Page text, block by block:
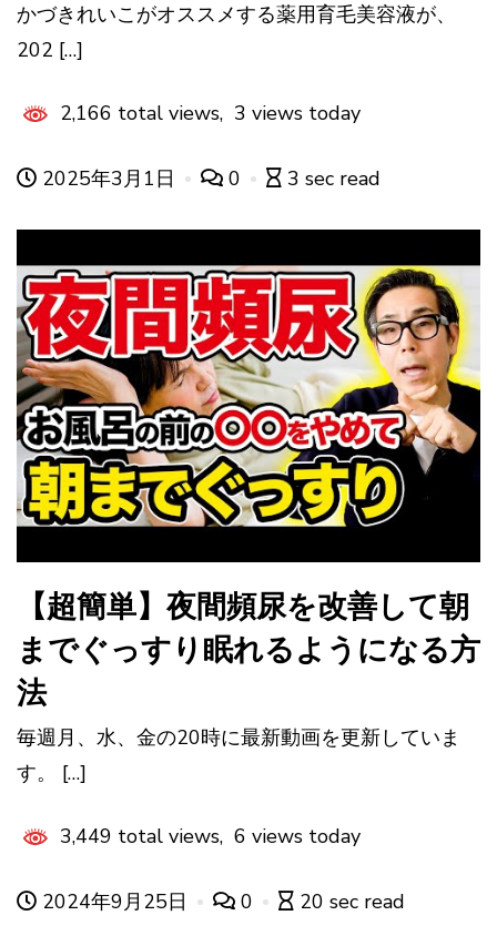
かづきれいこがオススメする薬用育毛美容液が、
202 […]
2,166 total views, 3 views today
2025年3月1日 0 3 sec read
【超簡単】夜間頻尿を改善して朝
までぐっすり眠れるようになる方
法
毎週月、水、金の20時に最新動画を更新していま
す。 […]
3,449 total views, 6 views today
2024年9月25日 0 20 sec read